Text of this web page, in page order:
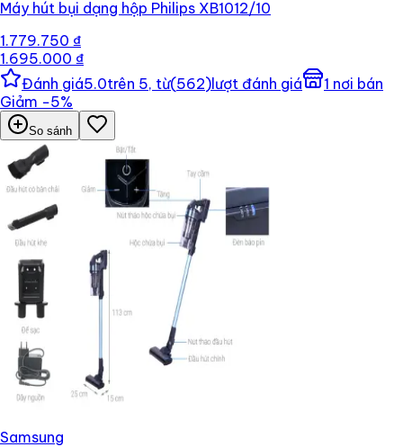
Máy hút bụi dạng hộp Philips XB1012/10
1.779.750 ₫
1.695.000 ₫
Đánh giá5.0trên 5, từ(562)lượt đánh giá 1 nơi bán
Giảm −5%
So sánh
Samsung